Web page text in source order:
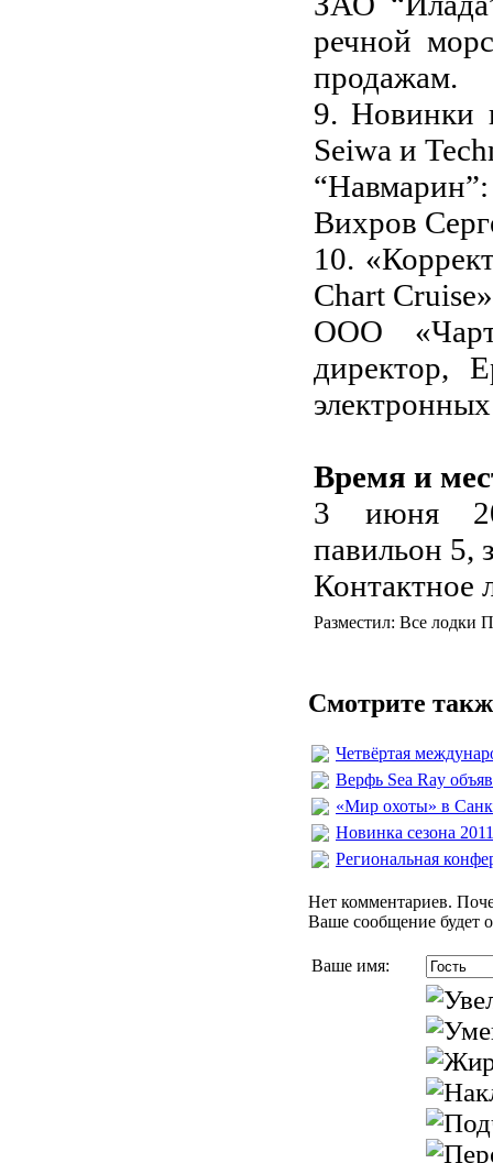
речной
продажам.
9. Новинки
Seiwa и
Вихров
10.
Chart Cruise»
ООО
директор,
Время и
3 июня
павильон 5,
Контактное
Разместил: Все лодки
Смотрите
Четвёртая
Верфь Sea Ray
«Мир охоты» в
Новинка сезона
Региональная
Нет комментариев.
Ваше сообщение будет
Ваше имя: